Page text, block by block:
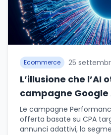
Ecommerce 25
L’illusione che l’AI
campagne Google
Le campagne
offerta basate su CPA
annunci adattivi, la